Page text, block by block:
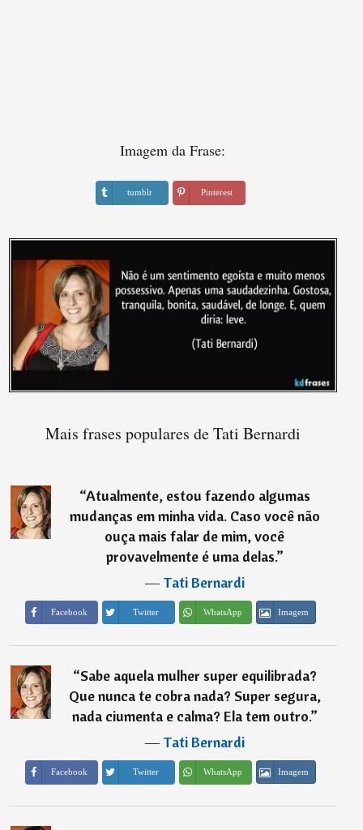
Imagem da Frase:
tumblr Pinterest
Mais frases populares de Tati Bernardi
“Atualmente, estou fazendo algumas
mudanças em minha vida. Caso você não
ouça mais falar de mim, você
provavelmente é uma delas.”
―Tati Bernardi
Facebook Twitter WhatsApp Imagem
“Sabe aquela mulher super equilibrada?
Que nunca te cobra nada? Super segura,
nada ciumenta e calma? Ela tem outro.”
―Tati Bernardi
Facebook Twitter WhatsApp Imagem